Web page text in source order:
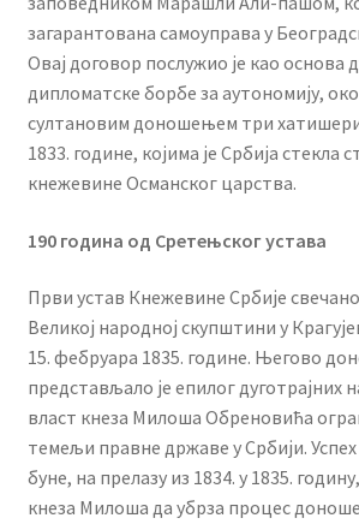
загарантована самоуправа у
Овај договор послужио је као основа
дипломатске борбе за аутономију,
султановим доношењем три
1833. године, којима је Србија стекла
кнежевине Османског царства.
190 година од Сретењског устава
Први устав Кнежевине Србије
Великој народној скупштини у
15. фебруара 1835. године. Његово
представљало је епилог дуготрајних
власт кнеза Милоша Обреновића
темељи правне државе у Србији.
буне, на прелазу из 1834. у 1835.
кнеза Милоша да убрза процес